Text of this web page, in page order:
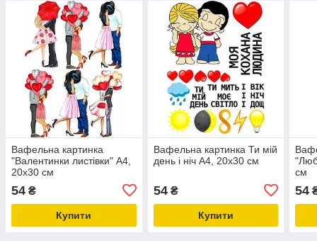
Вафельна картинка
"Валентинки листівки" А4,
20х30 см
54 ₴
Купити
Вафельна картинка Ти мій
день і ніч А4, 20х30 см
54₴
Купити
см
54